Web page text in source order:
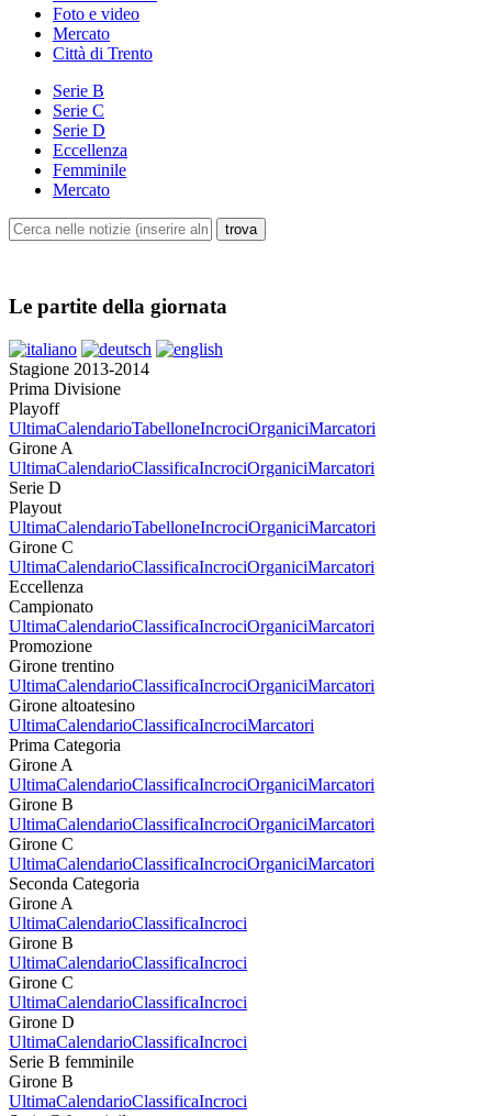
Foto e video
Mercato
Città di Trento
Serie B
Serie C
Serie D
Eccellenza
Femminile
Mercato
Le partite della giornata
Stagione 2013-2014
Prima Divisione
Playoff
UltimaCalendarioTabelloneIncrociOrganiciMarcatori
Girone A
UltimaCalendarioClassificaIncrociOrganiciMarcatori
Serie D
Playout
UltimaCalendarioTabelloneIncrociOrganiciMarcatori
Girone C
UltimaCalendarioClassificaIncrociOrganiciMarcatori
Eccellenza
Campionato
UltimaCalendarioClassificaIncrociOrganiciMarcatori
Promozione
Girone trentino
UltimaCalendarioClassificaIncrociOrganiciMarcatori
Girone altoatesino
UltimaCalendarioClassificaIncrociMarcatori
Prima Categoria
Girone A
UltimaCalendarioClassificaIncrociOrganiciMarcatori
Girone B
UltimaCalendarioClassificaIncrociOrganiciMarcatori
Girone C
UltimaCalendarioClassificaIncrociOrganiciMarcatori
Seconda Categoria
Girone A
UltimaCalendarioClassificaIncroci
Girone B
UltimaCalendarioClassificaIncroci
Girone C
UltimaCalendarioClassificaIncroci
Girone D
UltimaCalendarioClassificaIncroci
Serie B femminile
Girone B
UltimaCalendarioClassificaIncroci